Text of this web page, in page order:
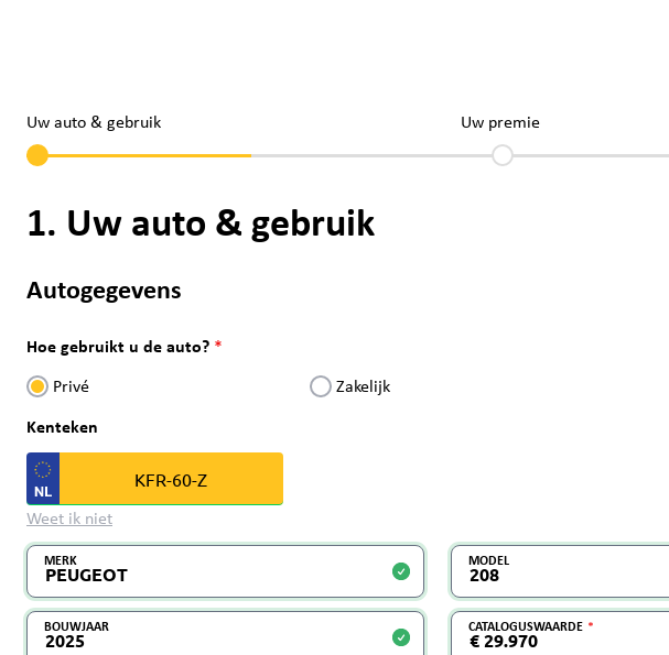
Uw auto & gebruik Uw premie
1. Uw auto & gebruik
Autogegevens
Hoe gebruikt u de auto?
Privé Zakelijk
Kenteken
Weet ik niet
MERK MODEL
BOUWJAAR CATALOGUSWAARDE